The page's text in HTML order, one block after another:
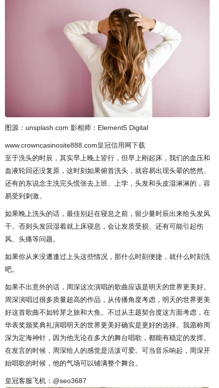
图源：unsplash.com 影相师：Element5 Digital
www.crowncasinosite888.com皇冠信用网下载
至于洗头的时辰，其实早上晚上皆行，但早上刚起床，我们的血压和
血液轮回还没复原，这时刻如果俯首洗头，就容易出现头晕的悠然。
还有的东说念主洗完头慌张去上班、上学，头发和头皮湿淋淋的，容
易受到刺激。
如果晚上洗头的话，最佳别赶在寝息之前，留少量时辰出来给头发风
干。否则头发回湿着就上床寝息，会让发质受损、还有可能引起伤
风、头痛等问题。
如果你从来没遭逢过上头这些情况，那什么时刻便捷，就什么时刻洗
吧。
如果不出意外的话，周深这次演唱的歌曲应该是明天的世界更美好。
周深演唱过很多质量超高的作品，从传播角度考虑，明天的世界更美
好这首歌曲不如铃芽之旅和大鱼。不过从主题契合度这方面考虑，在
华表奖颁奖典礼演唱明天的世界更美好确实是更好的选择。我愿称周
深为定海神针，因为他无论在多大的舞台唱歌，都能有稳定的发挥。
在发言的时候，周深给人的感觉是活泼可爱。可当音乐响起，周深开
始唱歌的时候，他的气场可以铺满整个舞台。
皇冠客服飞机：@seo3687